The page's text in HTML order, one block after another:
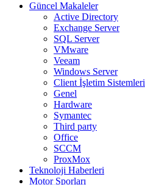
Güncel Makaleler
Active Directory
Exchange Server
SQL Server
VMware
Veeam
Windows Server
Client İşletim Sistemleri
Genel
Hardware
Symantec
Third party
Office
SCCM
ProxMox
Teknoloji Haberleri
Motor Sporları